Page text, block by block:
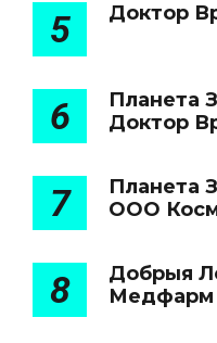
5 Доктор
6
Планета
Доктор
7
Планета
ООО
8
Добрыя
Медфарм